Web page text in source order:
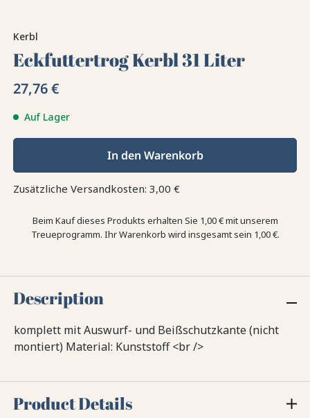
Kerbl
Eckfuttertrog Kerbl 31 Liter
27,76 €
Auf Lager
In den Warenkorb
Zusätzliche Versandkosten: 3,00 €
Beim Kauf dieses Produkts erhalten Sie 1,00 €mit unserem
Treueprogramm. Ihr Warenkorb wird insgesamt sein 1,00 €.
Description
komplett mit Auswurf- und Beißschutzkante (nicht
montiert) Material: Kunststoff <br />
Product Details